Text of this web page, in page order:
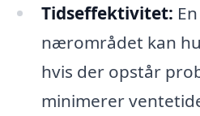
Tidseffektivitet:
nærområdet kan
hvis der opstår
minimerer